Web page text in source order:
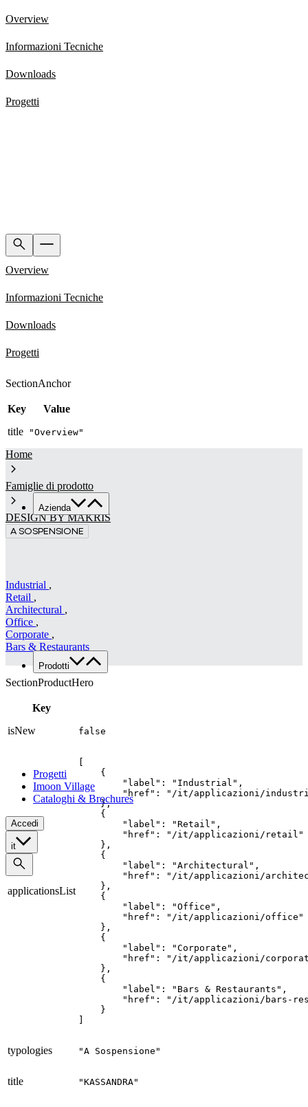
Azienda
Chi siamo
Contatti
Prodotti
Famiglie di prodotto
Food
Architectural
Progetti
Imoon Village
Cataloghi & Brochures
Accedi
it
Overview
Informazioni Tecniche
Downloads
Progetti
Overview
Informazioni Tecniche
Downloads
Progetti
SectionAnchor
Key
Value
title
"Overview"
Home
Famiglie di prodotto
DESIGN BY MAKRIS
A SOSPENSIONE
Industrial ,
Retail ,
Architectural ,
Office ,
Corporate ,
Bars & Restaurants
SectionProductHero
Key
isNew
false
applicationsList
    {
        "label": "Industrial",
"href": "/it/applicazioni/
    },
    {
        "label": "Retail",
        "href": "/it/applicazioni/retail"
    },
    {
        "label": "Architectural",
"href": "/it/applicazioni/
    },
    {
        "label": "Office",
        "href": "/it/applicazioni/office"
    },
    {
        "label": "Corporate",
"href": "/it/applicazioni/
    },
    {
        "label": "Bars & Restaurants",
"href": "/it/applicazioni/bars-
    }
typologies "A Sospensione"
title "KASSANDRA"